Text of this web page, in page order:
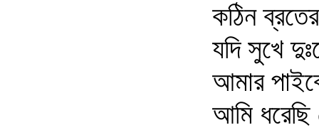
কঠিন
যদি সুখে
আমার
আমি ধরেছি